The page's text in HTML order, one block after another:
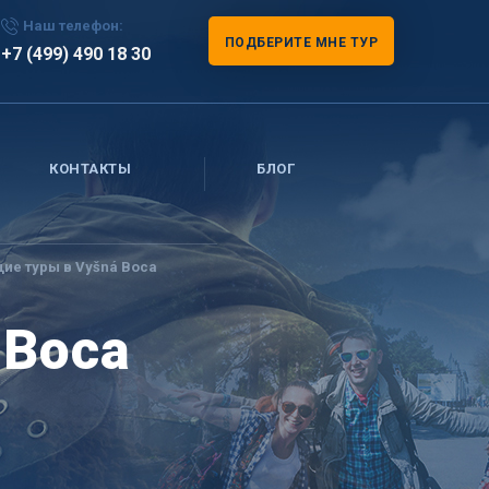
Наш телефон:
+7 (499) 490 18 30
ПОДБЕРИТЕ МНЕ ТУР
КОНТАКТЫ БЛОГ
туры в Vyšná Boca